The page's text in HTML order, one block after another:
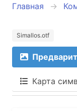
Главная
Simallos.otf
Карта